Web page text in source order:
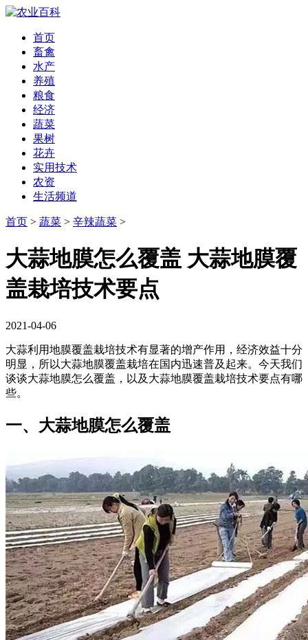
首页
畜禽
水产
养殖
粮食
经济
蔬菜
果树
花卉
实用技术
农资
生活频道
首页 > 蔬菜 > 辛辣蔬菜 >
大蒜地膜怎么覆盖 大蒜地膜覆
盖栽培技术要点
2021-04-06
大蒜利用地膜覆盖栽培技术有显著的增产作用，经济效益十分
明显，所以大蒜地膜覆盖栽培在国内迅速普及起来。今天我们
谈谈大蒜地膜怎么覆盖，以及大蒜地膜覆盖栽培技术要点有哪
些。
一、大蒜地膜怎么覆盖